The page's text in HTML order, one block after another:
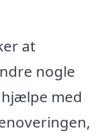
at
nogle
med